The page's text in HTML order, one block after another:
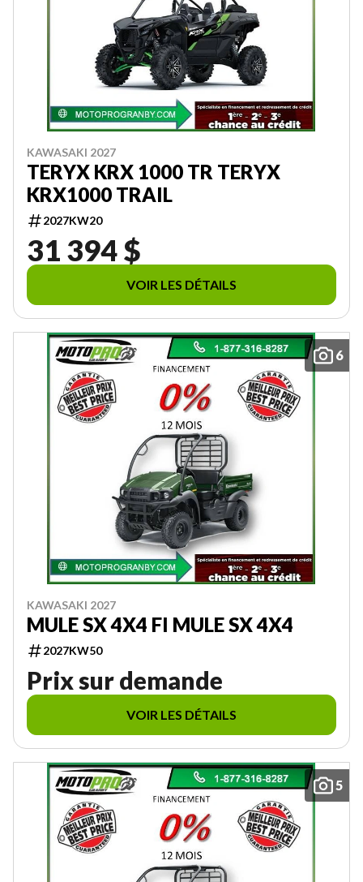
KAWASAKI 2027
TERYX KRX 1000 TR TERYX
KRX1000 TRAIL
2027KW20
31 394 $
VOIR LES DÉTAILS
6
KAWASAKI 2027
MULE SX 4X4 FI MULE SX 4X4
2027KW50
Prix sur demande
VOIR LES DÉTAILS
5